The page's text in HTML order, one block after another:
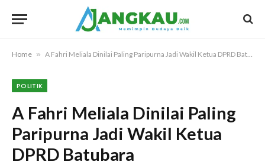
Home » A Fahri Meliala Dinilai Paling Paripurna Jadi Wakil Ketua DPRD Batubara
POLITIK
A Fahri Meliala Dinilai Paling
Paripurna Jadi Wakil Ketua
DPRD Batubara